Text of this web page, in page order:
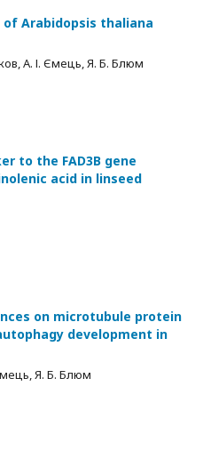
Arabidopsis thaliana
А. І. Ємець, Я. Б. Блюм
to the FAD3B gene
acid in linseed
on microtubule protein
development in
Я. Б. Блюм